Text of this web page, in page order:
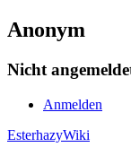
Anonym
Nicht
Anmelden
EsterhazyWiki